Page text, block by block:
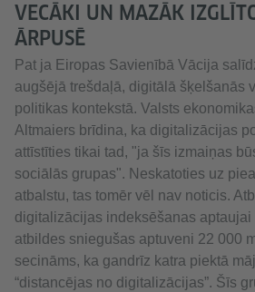
VECĀKI UN MAZĀK
ĀRPUSĒ
Pat ja Eiropas Savienībā Vācija
augšējā trešdaļā, digitālā šķelšanās
politikas kontekstā. Valsts
Altmaiers brīdina, ka digitalizācijas
attīstīties tikai tad, "ja šīs izmaiņas
sociālās grupas". Neskatoties uz
atbalstu, tas tomēr vēl nav noticis.
digitalizācijas indeksēšanas aptaujai
atbildes sniegušas aptuveni 22 000
secināms, ka gandrīz katra piektā
“distancējas no digitalizācijas”. Šīs